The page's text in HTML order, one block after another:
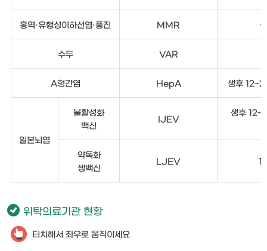
홍역·유행성이하선염·풍진 MMR
수두 VAR
A형간염 HepA 생후
일본뇌염
불활성화
백신
IJEV
생후
약독화
생백신
LJEV
위탁의료기관 현황
터치해서 좌우로 움직이세요